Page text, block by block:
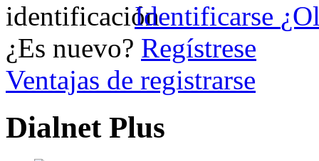
Identificarse
¿Es nuevo? Regístrese
Ventajas de registrarse
Dialnet Plus